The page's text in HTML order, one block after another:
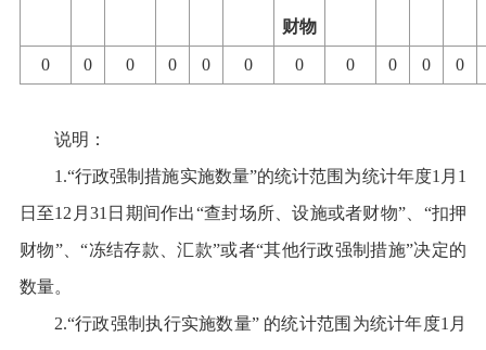
财物
0 0 0 0 0 0 0 0 0 0 0
说明：
1.“行政强制措施实施数量”的统计范围为统计年度1 月 1
日至12 月31 日期间作出“查封场所、设施或者财物” “扣押
财物”、“冻结存款、汇款”或者“其他行政强制措施”决定的
数量。
2.“行政强制执行实施数量” 的统计范围为统计年度1 月